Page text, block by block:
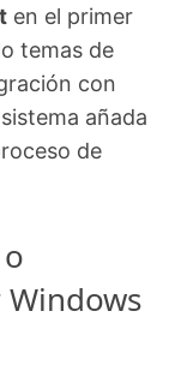
en el primer
temas de
con
añada
de